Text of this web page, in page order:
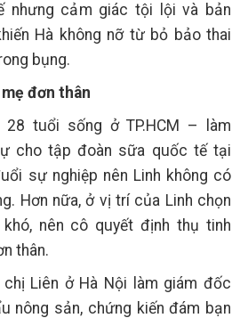
nhưng cảm giác tội lội và bản
Hà không nỡ từ bỏ bảo thai
bụng.
đơn thân
28 tuổi sống ở TP.HCM – làm
cho tập đoàn sữa quốc tế tại
sự nghiệp nên Linh không có
Hơn nữa, ở vị trí của Linh chọn
nên cô quyết định thụ tinh
thân.
chị Liên ở Hà Nội làm giám đốc
nông sản, chứng kiến đám bạn